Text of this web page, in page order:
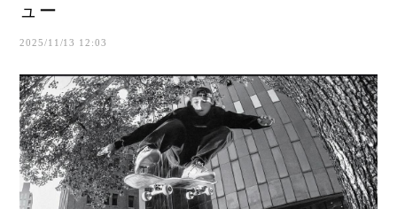
ュー
2025/11/13 12:03